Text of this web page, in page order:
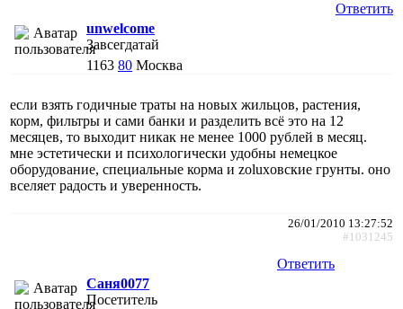
Ответить
unwelcome
Завсегдатай
1163 80 Москва
если взять годичные траты на новых жильцов, растения,
корм, фильтры и сами банки и разделить всё это на 12
месяцев, то выходит никак не менее 1000 рублей в месяц.
мне эстетически и психологически удобны немецкое
оборудование, специальные корма и zoluxовские грунты. оно
вселяет радость и уверенность.
26/01/2010 13:27:52
#1031245
Ответить
Саня0077
Посетитель